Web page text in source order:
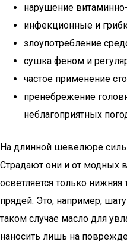
нарушение
инфекционные и
злоупотребление
сушка феном и
частое применение
пренебрежение
неблагоприятных
На длинной шевелюре
Страдают они и от модных
осветляется только
прядей. Это, например,
таком случае масло для
наносить лишь на